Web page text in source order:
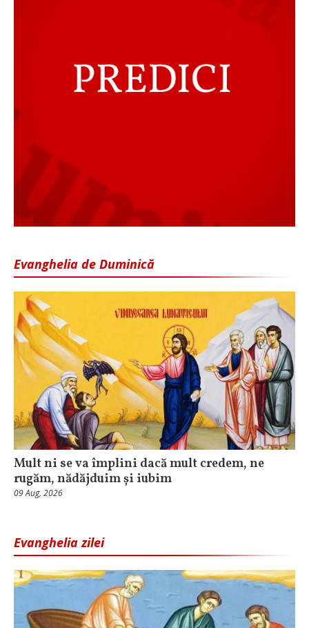
Evanghelia de Duminică
Mult ni se va împlini dacă mult credem, ne
rugăm, nădăjduim și iubim
09 Aug, 2026
Evanghelia zilei